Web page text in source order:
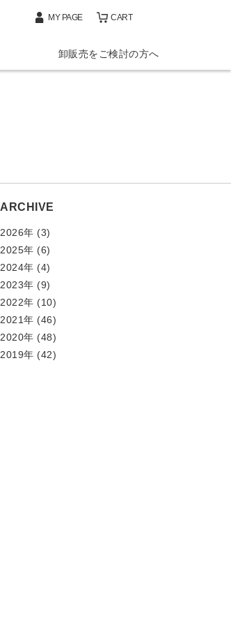
MY PAGE CART
卸販売をご検討の方へ
ARCHIVE
2026年 (3)
2025年 (6)
2024年 (4)
2023年 (9)
2022年 (10)
2021年 (46)
2020年 (48)
2019年 (42)